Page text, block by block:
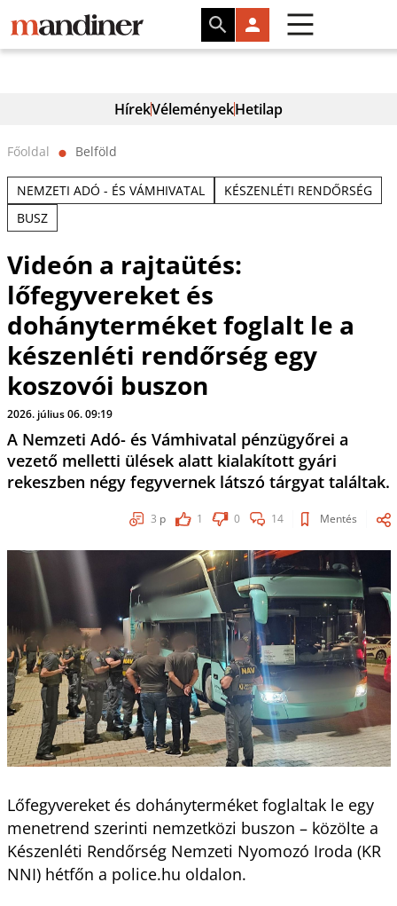
HírekVéleményekHetilap
Főoldal ⬤ Belföld
NEMZETI ADÓ - ÉS VÁMHIVATAL
KÉSZENLÉTI RENDŐRSÉG
BUSZ
Videón a rajtaütés:
lőfegyvereket és
dohányterméket foglalt le a
készenléti rendőrség egy
koszovói buszon
2026. július 06. 09:19
A Nemzeti Adó- és Vámhivatal pénzügyőrei a
vezető melletti ülések alatt kialakított gyári
rekeszben négy fegyvernek látszó tárgyat találtak.
3 p 1 0 14 Mentés
Lőfegyvereket és dohányterméket foglaltak le egy
menetrend szerinti nemzetközi buszon – közölte a
Készenléti Rendőrség Nemzeti Nyomozó Iroda (KR
NNI) hétfőn a police.hu oldalon.